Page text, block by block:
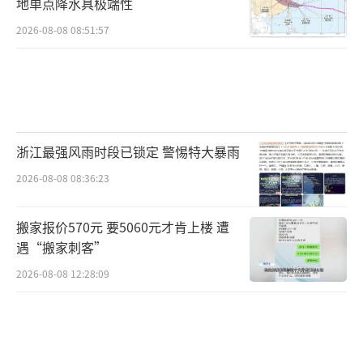
2026-08-08 08:51:57
浙江最强风雨时段已锁定 警惕特大暴雨
2026-08-08 08:36:23
搬家报价570元 要5060元才肯上楼 遭
遇“搬家刺客”
2026-08-08 12:28:09